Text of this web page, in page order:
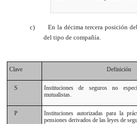
c)
En la décima tercera posición
del tipo de compañía.
Clave Definición
S
Instituciones de seguros no
mutualistas.
P
Instituciones autorizadas para la
pensiones derivados de las leyes de